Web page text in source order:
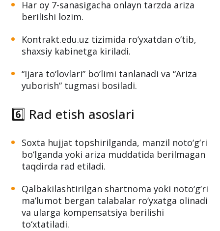
Har oy 7-sanasigacha onlayn tarzda ariza
berilishi lozim.
Kontrakt.edu.uz tizimida ro‘yxatdan o‘tib,
shaxsiy kabinetga kiriladi.
“Ijara to‘lovlari” bo‘limi tanlanadi va “Ariza
yuborish” tugmasi bosiladi.
6️⃣ Rad etish asoslari
Soxta hujjat topshirilganda, manzil noto‘g‘ri
bo‘lganda yoki ariza muddatida berilmagan
taqdirda rad etiladi.
Qalbakilashtirilgan shartnoma yoki noto‘g‘ri
ma’lumot bergan talabalar ro‘yxatga olinadi
va ularga kompensatsiya berilishi
to‘xtatiladi.